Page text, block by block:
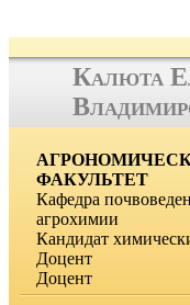
Калюта
ФАКУЛЬТЕТ
Кафедра
агрохимии
Кандидат
Доцент
Доцент